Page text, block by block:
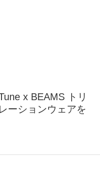
x BEAMS トリ
ーションウェアを